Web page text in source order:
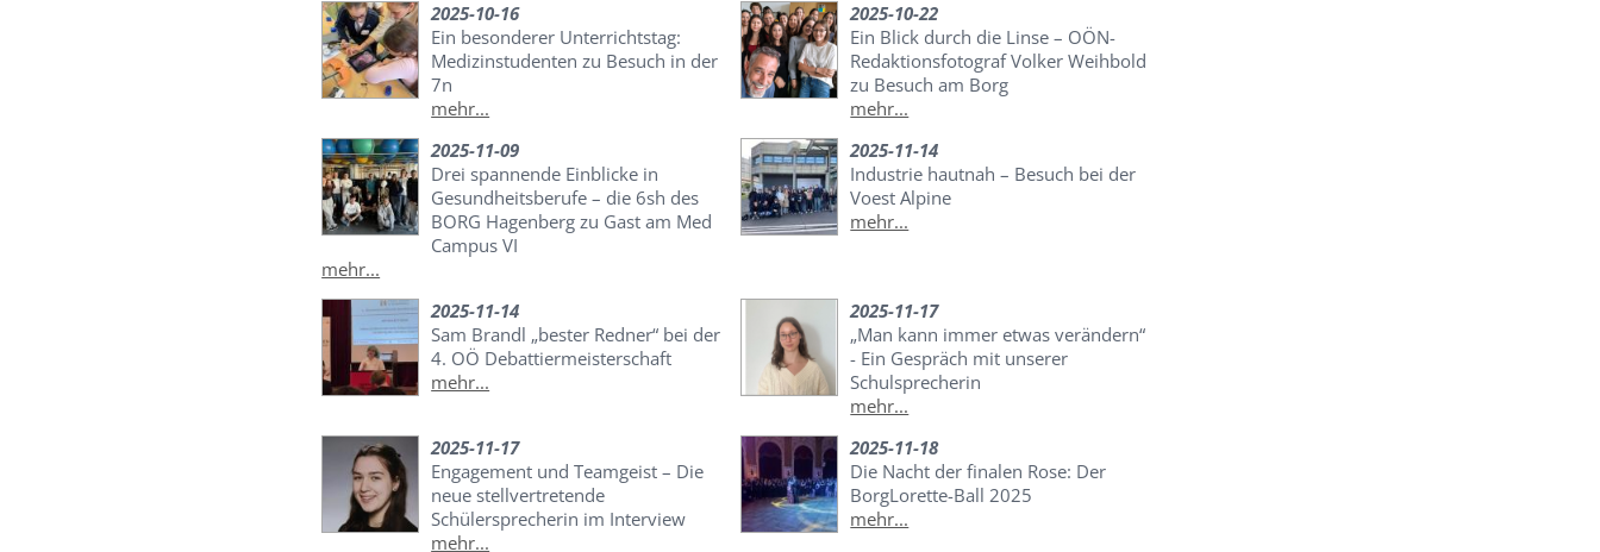
2025-10-16
Ein besonderer Unterrichtstag:
Medizinstudenten zu Besuch in der
7n
mehr...
2025-10-22
Ein Blick durch die Linse – OÖN-
Redaktionsfotograf Volker Weihbold
zu Besuch am Borg
mehr...
2025-11-09
Drei spannende Einblicke in
Gesundheitsberufe – die 6sh des
BORG Hagenberg zu Gast am Med
Campus VI
mehr...
2025-11-14
Industrie hautnah – Besuch bei der
Voest Alpine
mehr...
2025-11-14
Sam Brandl „bester Redner“ bei der
4. OÖ Debattiermeisterschaft
mehr...
2025-11-17
„Man kann immer etwas verändern“
- Ein Gespräch mit unserer
Schulsprecherin
mehr...
2025-11-17
Engagement und Teamgeist – Die
neue stellvertretende
Schülersprecherin im Interview
mehr...
2025-11-18
Die Nacht der finalen Rose: Der
BorgLorette-Ball 2025
mehr...